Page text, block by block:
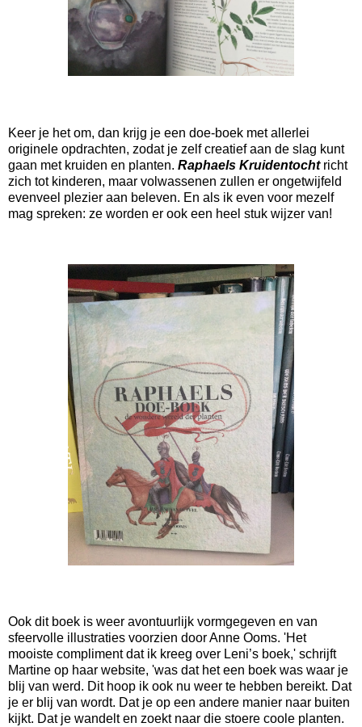
Keer je het om, dan krijg je een doe-boek met allerlei
originele opdrachten, zodat je zelf creatief aan de slag kunt
gaan met kruiden en planten. Raphaels Kruidentocht richt
zich tot kinderen, maar volwassenen zullen er ongetwijfeld
evenveel plezier aan beleven. En als ik even voor mezelf
mag spreken: ze worden er ook een heel stuk wijzer van!
Ook dit boek is weer avontuurlijk vormgegeven en van
sfeervolle illustraties voorzien door Anne Ooms. 'Het
mooiste compliment dat ik kreeg over Leni’s boek,' schrijft
Martine op haar website, 'was dat het een boek was waar je
blij van werd. Dit hoop ik ook nu weer te hebben bereikt. Dat
je er blij van wordt. Dat je op een andere manier naar buiten
kijkt. Dat je wandelt en zoekt naar die stoere coole planten.